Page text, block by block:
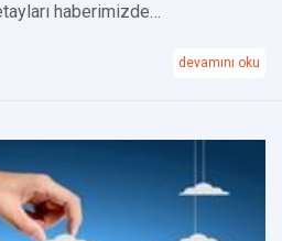
haberimizde…
devamını oku